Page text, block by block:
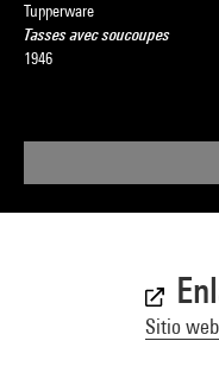
Tupperware
Tasses avec soucoupes
1946
Sitio